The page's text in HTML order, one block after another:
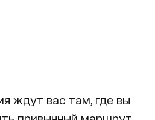
ждут вас там, где вы
привычный маршрут.